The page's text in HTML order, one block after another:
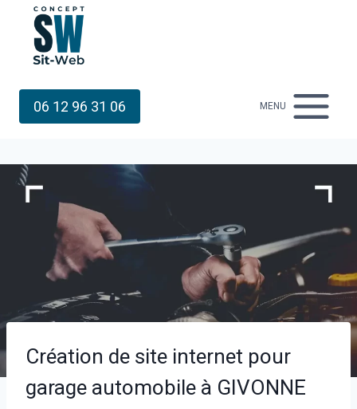
contenu
06 12 96 31 06 MENU
Création de site internet pour
garage automobile à GIVONNE